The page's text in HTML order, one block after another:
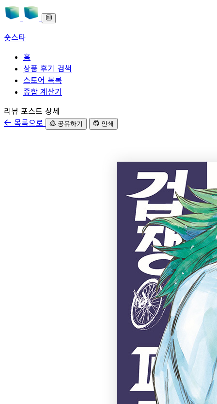
숏스타
홈
상품 후기 검색
스토어 목록
종합 계산기
본문으로 바로가기
리뷰 포스트 상세
목록으로
공유하기 인쇄